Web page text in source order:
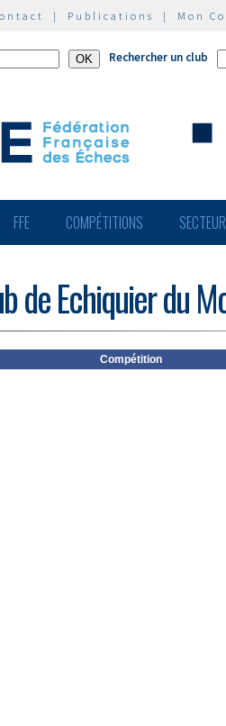
| Publications | Mon
Rechercher un club
FFE COMPÉTITIONS
de Echiquier du
Compétition